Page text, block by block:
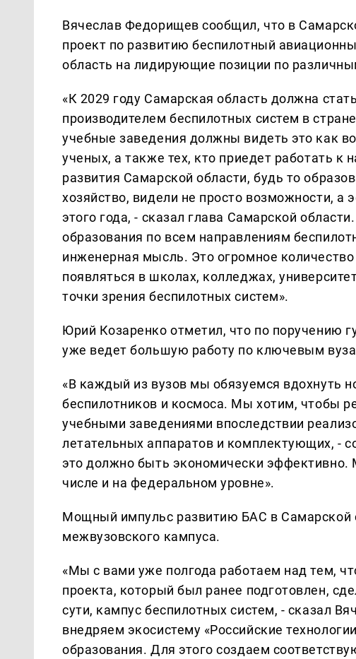
Вячеслав Федорищев сообщил, что в
проект по развитию беспилотный
область на лидирующие позиции по
«К 2029 году Самарская область должна
производителем беспилотных систем в
учебные заведения должны видеть это как
ученых, а также тех, кто приедет работать
развития Самарской области, будь то
хозяйство, видели не просто возможности,
этого года, - сказал глава Самарской
образования по всем направлениям
инженерная мысль. Это огромное
появляться в школах, колледжах,
точки зрения беспилотных систем».
Юрий Козаренко отметил, что по поручению
уже ведет большую работу по ключевым
«В каждый из вузов мы обязуемся вдохнуть
беспилотников и космоса. Мы хотим, чтобы
учебными заведениями впоследствии
летательных аппаратов и комплектующих, -
это должно быть экономически
числе и на федеральном уровне».
Мощный импульс развитию БАС в Самарской
межвузовского кампуса.
«Мы с вами уже полгода работаем над тем,
проекта, который был ранее подготовлен,
сути, кампус беспилотных систем, - сказал
внедряем экосистему «Российские
образования. Для этого создаем